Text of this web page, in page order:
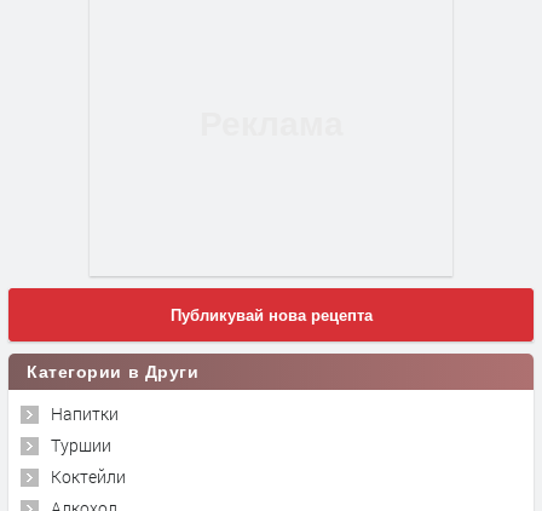
Публикувай нова рецепта
Категории в Други
Напитки
Туршии
Коктейли